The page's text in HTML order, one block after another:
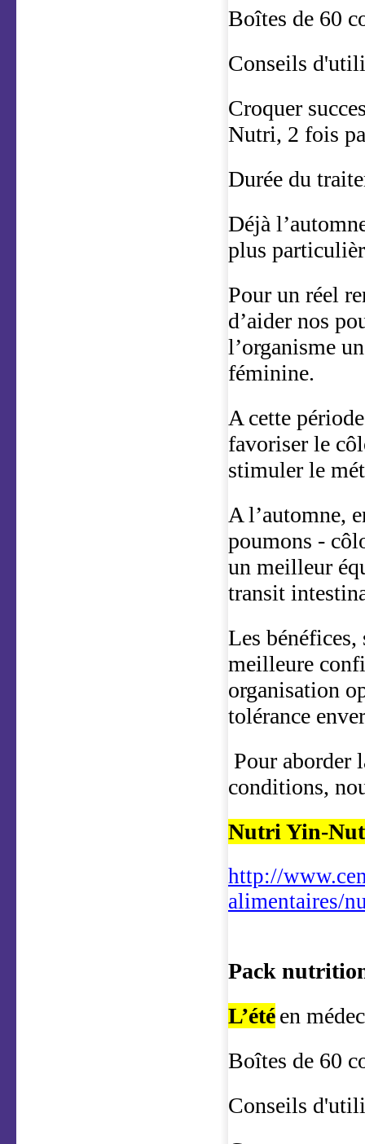
Boîtes de 60
Conseils
Croquer
Nutri, 2 fois
Durée du
Déjà
plus
Pour un réel
d’aider nos
l’organisme
féminine.
A cette
favoriser le
stimuler le
A l’automne,
poumons -
un meilleur
transit
Les
meilleure
organisation
tolérance
Pour aborder
conditions,
Nutri Yin-
http://
alimentaires/
Pack
L’étéen
Boîtes de 60
Conseils